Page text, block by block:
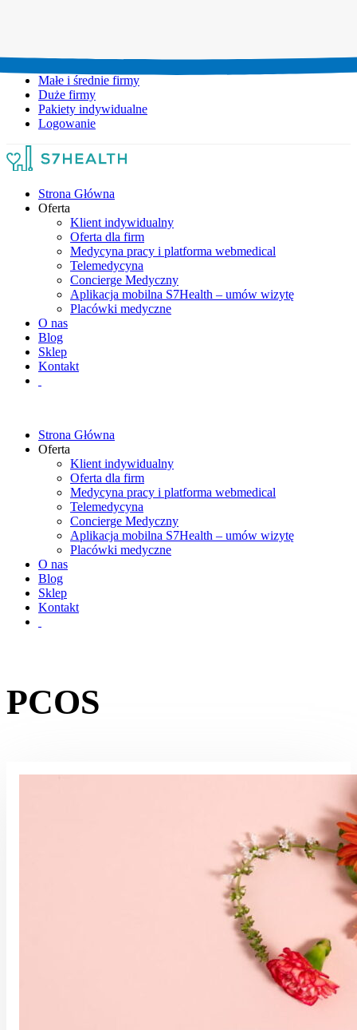
Małe i średnie firmy
Duże firmy
Pakiety indywidualne
Logowanie
Strona Główna
Oferta
Klient indywidualny
Oferta dla firm
Medycyna pracy i platforma webmedical
Telemedycyna
Concierge Medyczny
Aplikacja mobilna S7Health – umów wizytę
Placówki medyczne
O nas
Blog
Sklep
Kontakt
Strona Główna
Oferta
Klient indywidualny
Oferta dla firm
Medycyna pracy i platforma webmedical
Telemedycyna
Concierge Medyczny
Aplikacja mobilna S7Health – umów wizytę
Placówki medyczne
O nas
Blog
Sklep
Kontakt
PCOS